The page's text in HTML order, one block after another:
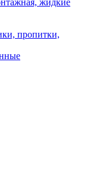
жидкие
пропитки,